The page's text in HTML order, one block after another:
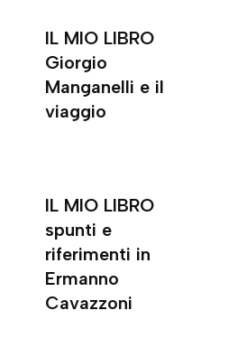
IL MIO LIBRO
Giorgio
Manganelli e il
viaggio
IL MIO LIBRO
spunti e
riferimenti in
Ermanno
Cavazzoni